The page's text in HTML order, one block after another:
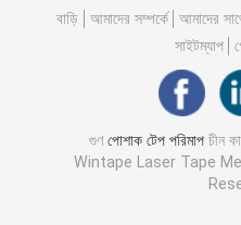
বাড়ি আমাদের সম্পর্কে আমাদের
সাইটম্যাপ
গুণপোশাক টেপ পরিমাপ চীন
Wintape Laser Tape